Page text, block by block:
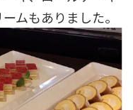
ムもありました。